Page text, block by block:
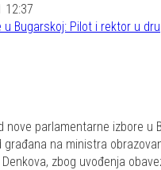
12:37
nove parlamentarne izbore u
građana na ministra
zbog uvođenja